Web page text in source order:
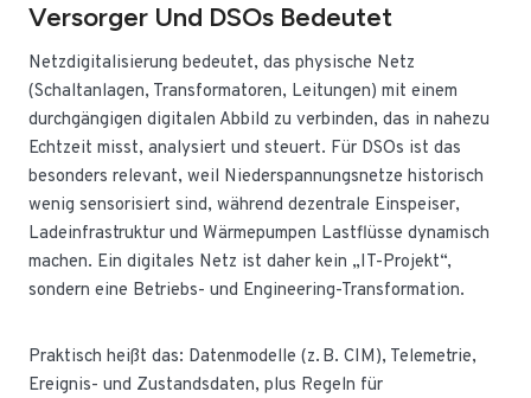
Versorger Und DSOs Bedeutet
Netzdigitalisierung bedeutet, das physische Netz
(Schaltanlagen, Transformatoren, Leitungen) mit einem
durchgängigen digitalen Abbild zu verbinden, das in nahezu
Echtzeit misst, analysiert und steuert. Für DSOs ist das
besonders relevant, weil Niederspannungsnetze historisch
wenig sensorisiert sind, während dezentrale Einspeiser,
Ladeinfrastruktur und Wärmepumpen Lastflüsse dynamisch
machen. Ein digitales Netz ist daher kein „IT-Projekt“,
sondern eine Betriebs- und Engineering-Transformation.
Praktisch heißt das: Datenmodelle (z. B. CIM), Telemetrie,
Ereignis- und Zustandsdaten, plus Regeln für